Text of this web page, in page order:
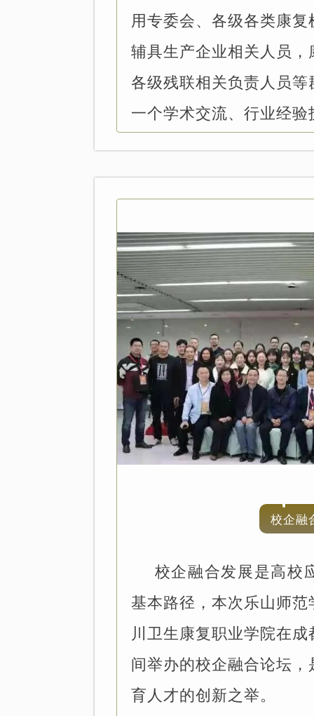
用专委会、各级各类康
辅具生产企业相关人员
各级残联相关负责人员
一个学术交流、行业经
校企融
校企融合发展是高校
基本路径，本次乐山师
川卫生康复职业学院在
间举办的校企融合论坛
育人才的创新之举。